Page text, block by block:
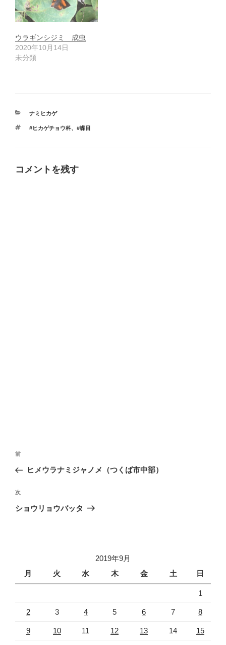
ウラギンシジミ 成虫
2020年10月14日
未分類
カ
ゴ
ナミヒカゲ
タ
#ヒカゲチョウ科、 #蝶目
コメントを残す
投
ナ
ビ
ゲ
前
の
稿
前
ヒメウラナミジャノメ（つくば市中部）
次
の
次
ショウリョウバッタ
2019年9月
月
火 水 木 金 土 日
1
2 3 4 5 6 7 8
9 10 11 12 13 14 15